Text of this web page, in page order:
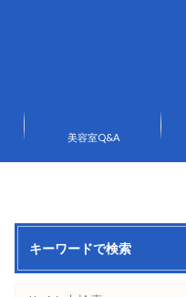
美容室Q&A
キーワードで検索